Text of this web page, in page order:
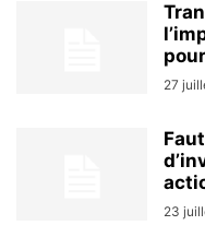
27
23